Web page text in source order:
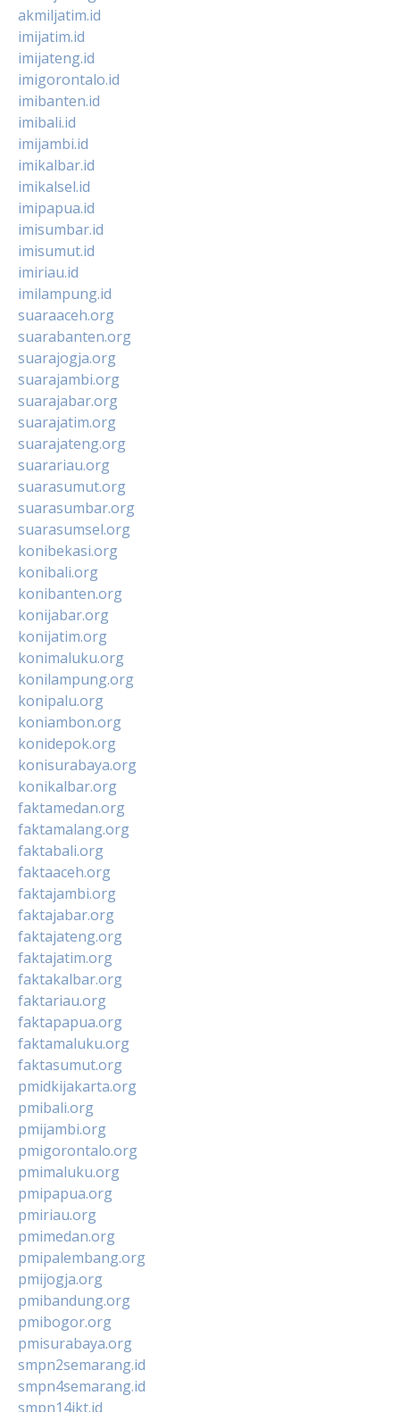
akmiljatim.id
imijatim.id
imijateng.id
imigorontalo.id
imibanten.id
imibali.id
imijambi.id
imikalbar.id
imikalsel.id
imipapua.id
imisumbar.id
imisumut.id
imiriau.id
imilampung.id
suaraaceh.org
suarabanten.org
suarajogja.org
suarajambi.org
suarajabar.org
suarajatim.org
suarajateng.org
suarariau.org
suarasumut.org
suarasumbar.org
suarasumsel.org
konibekasi.org
konibali.org
konibanten.org
konijabar.org
konijatim.org
konimaluku.org
konilampung.org
konipalu.org
koniambon.org
konidepok.org
konisurabaya.org
konikalbar.org
faktamedan.org
faktamalang.org
faktabali.org
faktaaceh.org
faktajambi.org
faktajabar.org
faktajateng.org
faktajatim.org
faktakalbar.org
faktariau.org
faktapapua.org
faktamaluku.org
faktasumut.org
pmidkijakarta.org
pmibali.org
pmijambi.org
pmigorontalo.org
pmimaluku.org
pmipapua.org
pmiriau.org
pmimedan.org
pmipalembang.org
pmijogja.org
pmibandung.org
pmibogor.org
pmisurabaya.org
smpn2semarang.id
smpn4semarang.id
smpn14jkt.id